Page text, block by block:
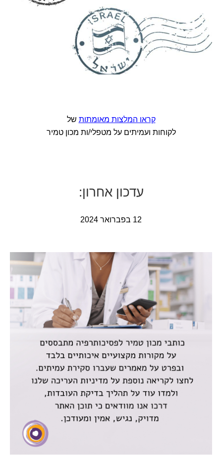
קראו המלצות מאומתות של
לקוחות ועמיתים על מטפלי/ות מכון טמיר
עדכון אחרון:
12 בפברואר 2024